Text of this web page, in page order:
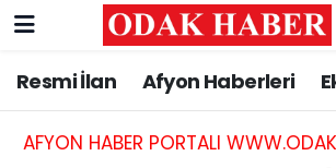
Resmi İlan Afyon Haberleri
AFYON HABER PORTALI
AFYONKARAHİSAR
Resmi İlan
Nöbetçi Eczaneler
Hava Durumu